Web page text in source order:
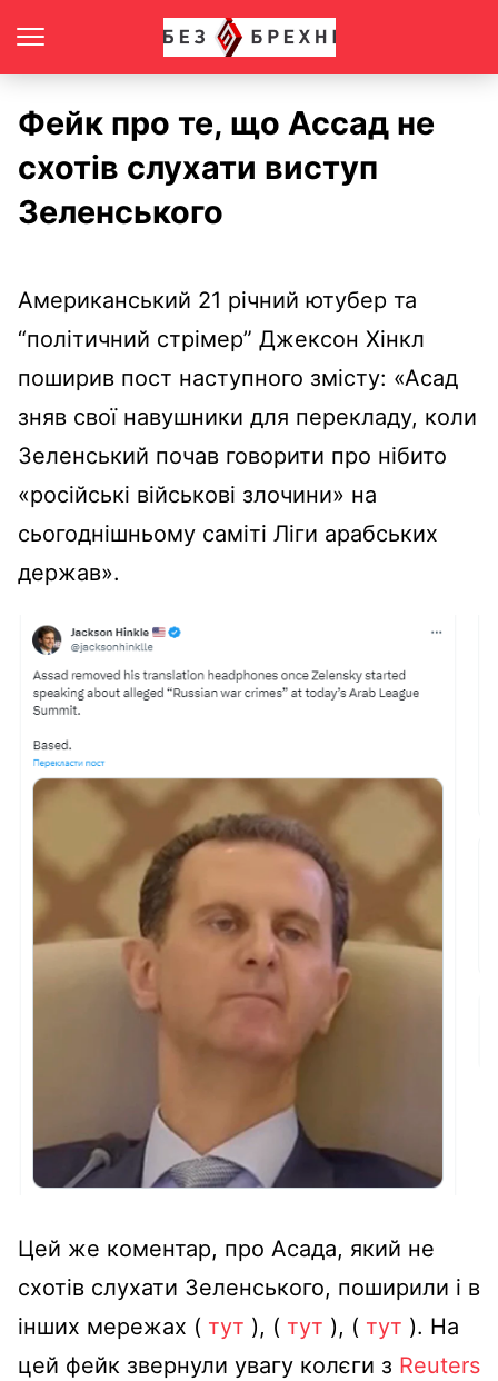
Фейк про те, що Ассад не
схотів слухати виступ
Зеленського
Американський 21 річний ютубер та
“політичний стрімер” Джексон Хінкл
поширив пост наступного змісту: «Асад
зняв свої навушники для перекладу, коли
Зеленський почав говорити про нібито
«російські військові злочини» на
сьогоднішньому саміті Ліги арабських
держав».
Цей же коментар, про Асада, який не
схотів слухати Зеленського, поширили і в
інших мережах ( тут ), ( тут ), ( тут ). На
цей фейк звернули увагу колєги з Reuters